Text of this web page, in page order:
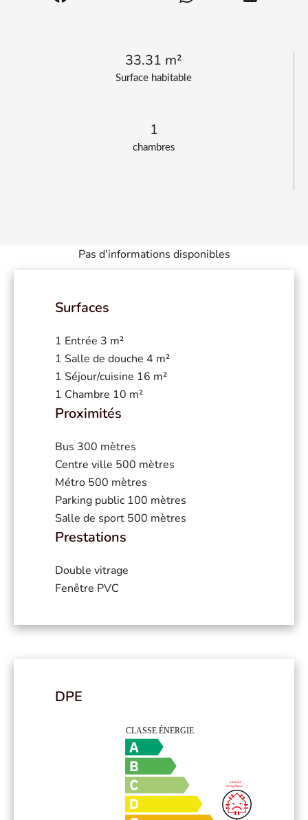
Surface habitable
33.31 m²
chambres
1
Pas d'informations disponibles
Surfaces
1 Entrée 3 m²
1 Salle de douche 4 m²
1 Séjour/cuisine 16 m²
1 Chambre 10 m²
Proximités
Bus 300 mètres
Centre ville 500 mètres
Métro 500 mètres
Parking public 100 mètres
Salle de sport 500 mètres
Prestations
Double vitrage
Fenêtre PVC
DPE